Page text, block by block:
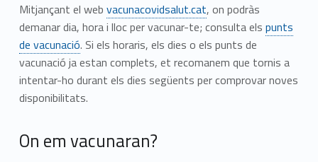
Mitjançant el web vacunacovidsalut.cat, on podràs
demanar dia, hora i lloc per vacunar-te; consulta els punts
de vacunació. Si els horaris, els dies o els punts de
vacunació ja estan complets, et recomanem que tornis a
intentar-ho durant els dies següents per comprovar noves
disponibilitats.
On em vacunaran?